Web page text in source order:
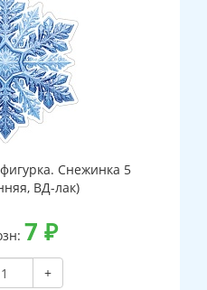
Снежинка 5
ВД-лак)
7 ₽
+